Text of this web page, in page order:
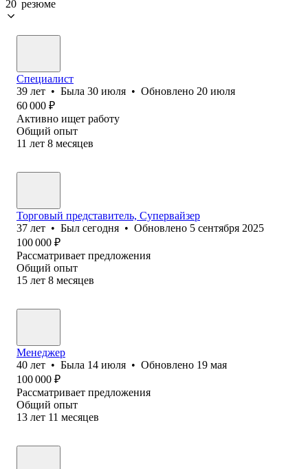
20 резюме
Специалист
39 лет • Была 30 июля • Обновлено 20 июля
60 000 ₽
Активно ищет работу
Общий опыт
11 лет 8 месяцев
Торговый представитель, Супервайзер
37 лет • Был сегодня • Обновлено 5 сентября 2025
100 000 ₽
Рассматривает предложения
Общий опыт
15 лет 8 месяцев
Менеджер
40 лет • Была 14 июля • Обновлено 19 мая
100 000 ₽
Рассматривает предложения
Общий опыт
13 лет 11 месяцев